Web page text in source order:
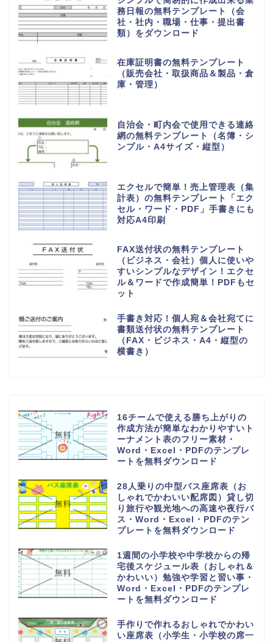
務日報の無料テンプレート（会
社・社内・職場・仕事・提出書
類）をダウンロード
在庫証明書の無料テンプレート
（販売会社・取扱商品＆製品・倉
庫・管理）
自治会・町内会で使用できる連絡
網の無料テンプレート（名簿・シ
ンプル・A4サイズ・縦型）
エクセルで簡単！売上管理表（集
計表）の無料テンプレート「エク
セル・ワード・PDF」手書きにも
対応A4印刷
FAX送付状の無料テンプレート
（ビジネス・会社）個人に使いや
すいシンプルなデザイン！エクセ
ル＆ワードで作成簡単！PDFもセ
ット
手書き対応！個人宛＆会社宛てに
書類送付状の無料テンプレート
（FAX・ビジネス・A4・縦型の
横書き）
16チームで使える勝ち上がりの
作成方法が簡単なわかりやすいト
ーナメント表のフリー素材・
Word・Excel・PDFのテンプレ
ートを無料ダウンロード
28人乗りの中型バス座席表（お
しゃれでかわいい配席図）貸し切
り旅行や観光地への高速や夜行バ
ス・Word・Excel・PDFのテン
プレートを無料ダウンロード
1週間の小学校や中学校からの帰
宅後スケジュール表（おしゃれ＆
かわいい）勉強や学習と習い事・
Word・Excel・PDFのテンプレ
ートを無料ダウンロード
手作りで作れるおしゃれでかわい
い座席表（小学生・小学校の席一